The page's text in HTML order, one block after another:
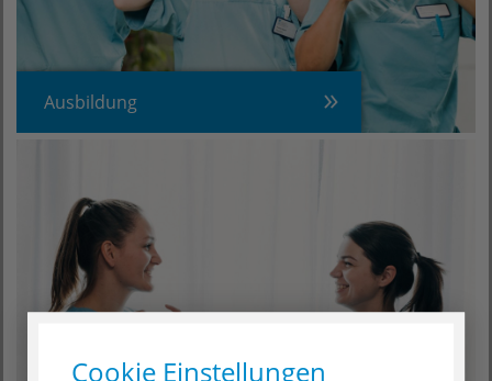
Ausbildung
Cookie Einstellungen